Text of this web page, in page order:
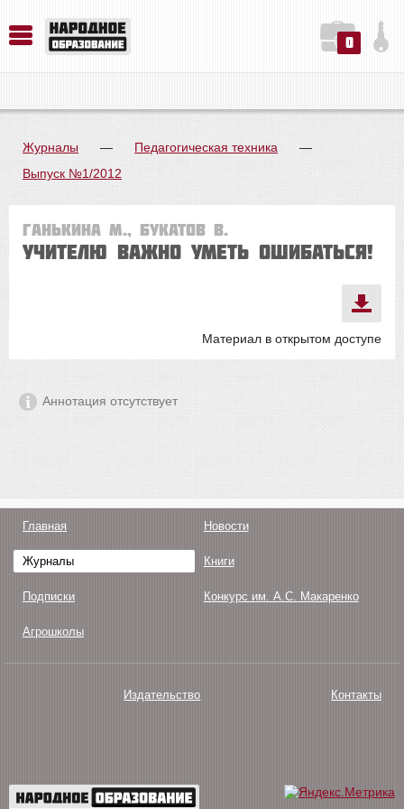
0
Журналы — Педагогическая техника
—
Выпуск №1/2012
Ганькина М., Букатов В.
Учителю важно уметь ошибаться!
Материал в открытом доступе
Аннотация отсутствует
Главная Новости
Журналы Книги
Подписки Конкурс им. А.С. Макаренко
Агрошколы
Издательство Контакты